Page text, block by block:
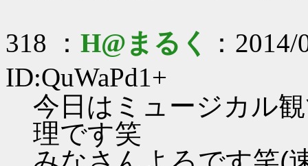
318 ： H@まるく
：
ID:QuWaPd1+
今日はミュージカル
理です笑